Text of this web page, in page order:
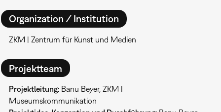
Organization / Institution
ZKM | Zentrum für Kunst und Medien
Projektteam
Projektleitung: Banu Beyer, ZKM |
Museumskommunikation